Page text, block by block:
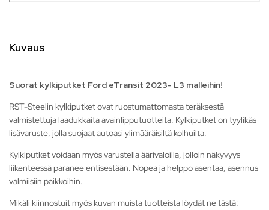
Kuvaus
Suorat kylkiputket Ford eTransit 2023- L3 malleihin!
RST-Steelin kylkiputket ovat ruostumattomasta teräksestä
valmistettuja laadukkaita avainlipputuotteita. Kylkiputket on tyylikäs
lisävaruste, jolla suojaat autoasi ylimääräisiltä kolhuilta.
Kylkiputket voidaan myös varustella äärivaloilla, jolloin näkyvyys
liikenteessä paranee entisestään. Nopea ja helppo asentaa, asennus
valmiisiin paikkoihin.
Mikäli kiinnostuit myös kuvan muista tuotteista löydät ne tästä: